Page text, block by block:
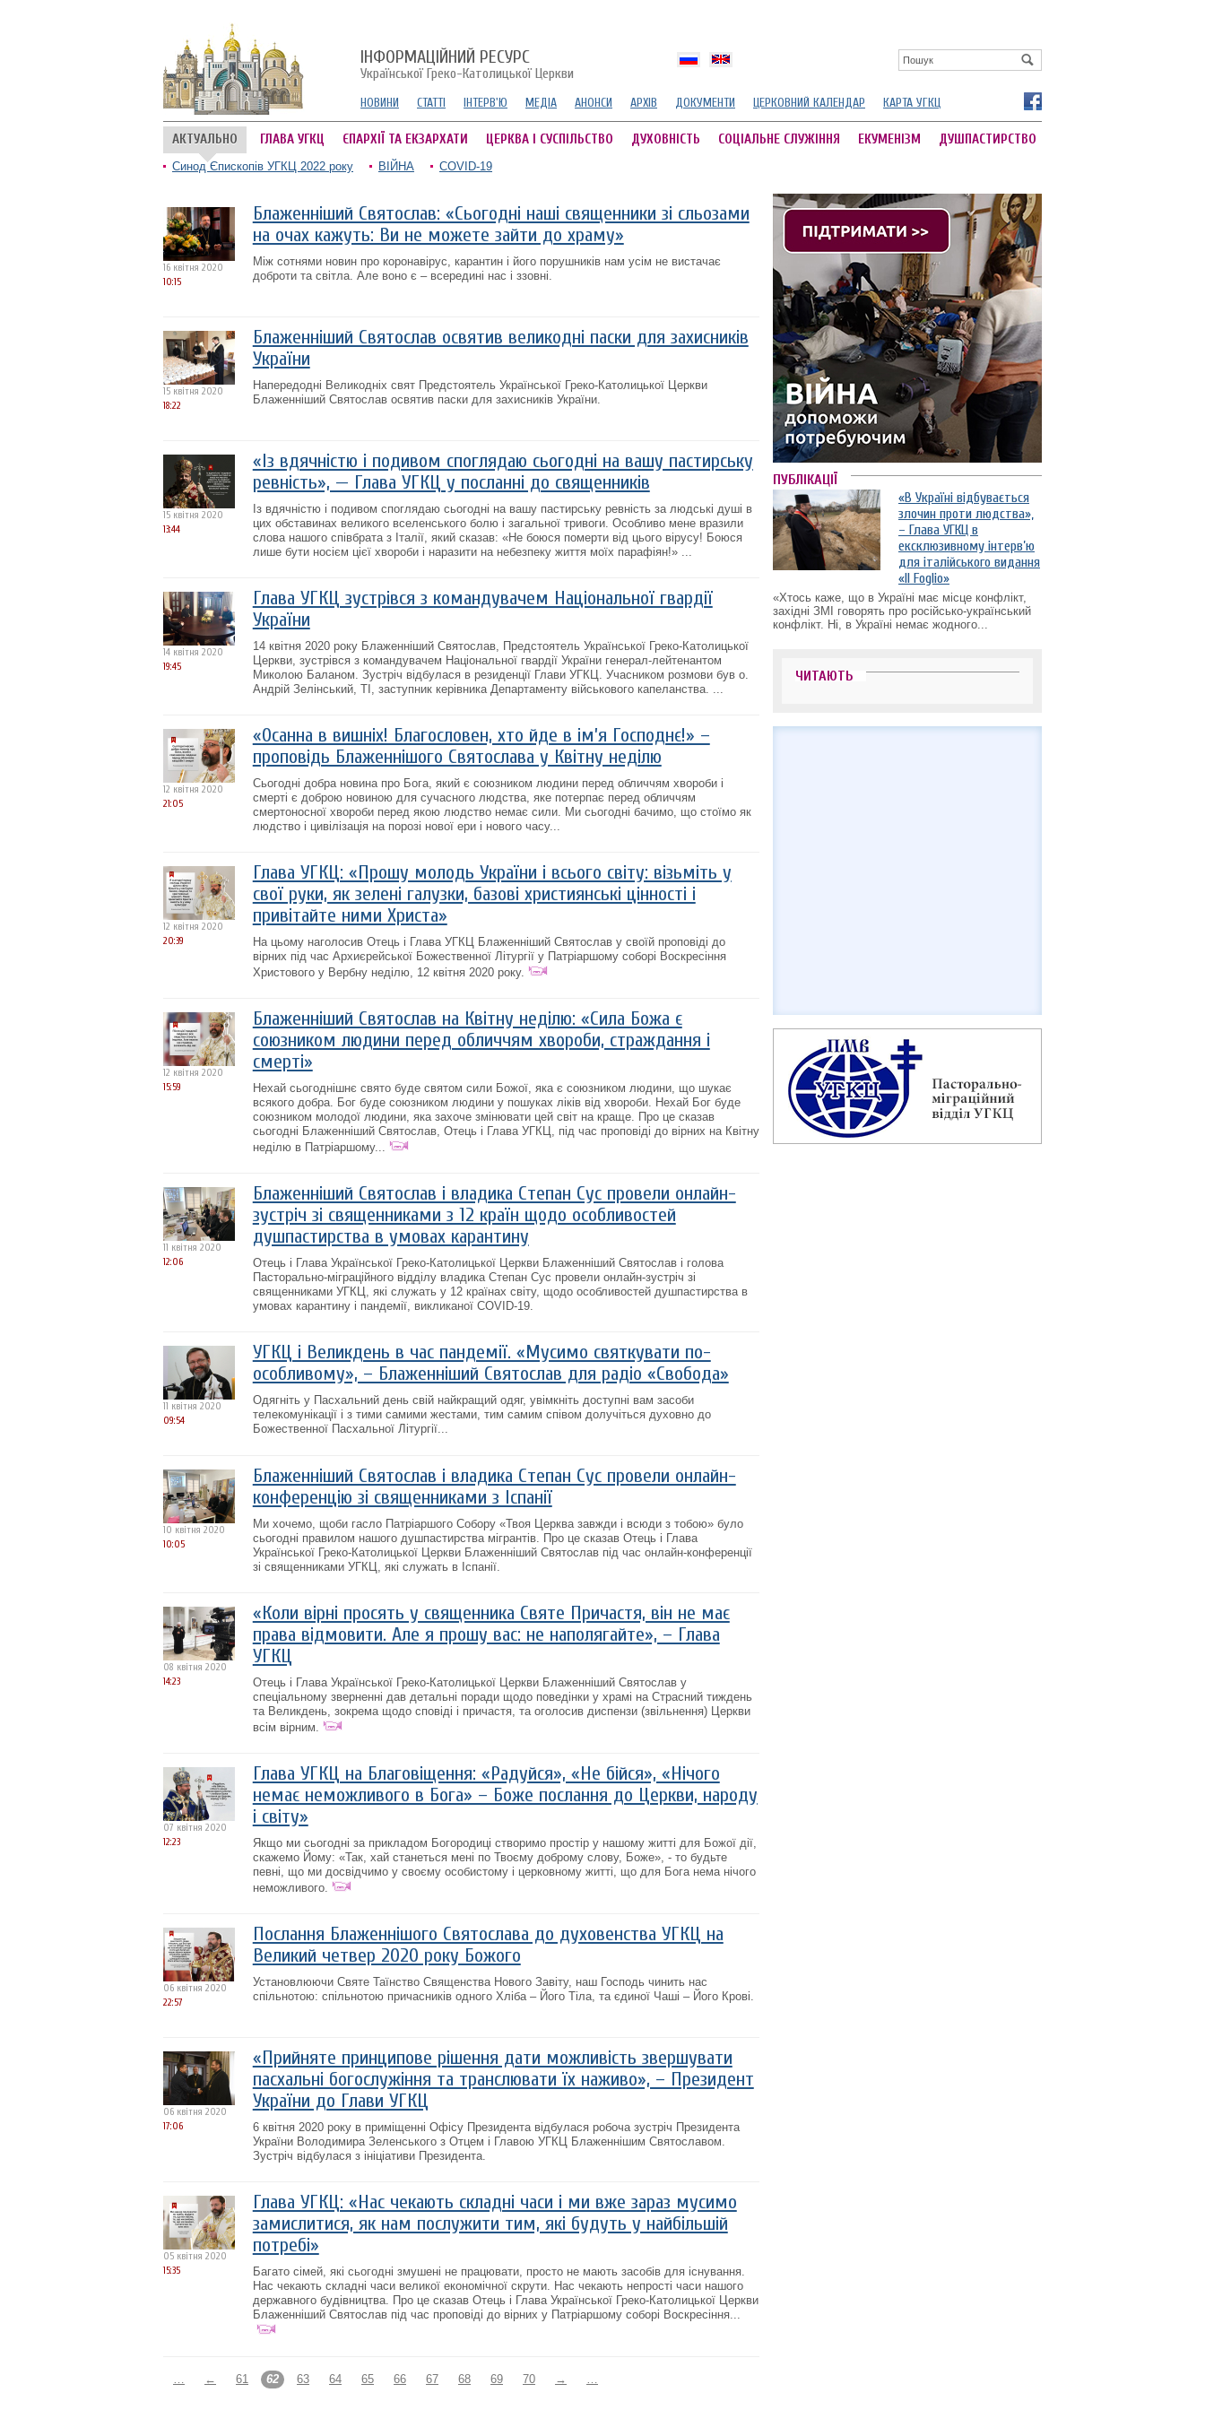
ІНФОРМАЦІЙНИЙ РЕСУРС
Української Греко-Католицької Церкви
НОВИНИ СТАТТІ ІНТЕРВ'Ю МЕДІА АНОНСИ АРХІВ ДОКУМЕНТИ ЦЕРКОВНИЙ КАЛЕНДАР КАРТА УГКЦ
АКТУАЛЬНО ГЛАВА УГКЦ ЄПАРХІЇ ТА ЕКЗАРХАТИ ЦЕРКВА І СУСПІЛЬСТВО ДУХОВНІСТЬ СОЦІАЛЬНЕ СЛУЖІННЯ ЕКУМЕНІЗМ ДУШПАСТИРСТВО
Синод Єпископів УГКЦ 2022 року ВІЙНА COVID-19
16 квітня 2020
10:15
Блаженніший Святослав: «Сьогодні наші священники зі сльозами
на очах кажуть: Ви не можете зайти до храму»
Між сотнями новин про коронавірус, карантин і його порушників нам усім не вистачає
доброти та світла. Але воно є – всередині нас і ззовні.
15 квітня 2020
18:22
Блаженніший Святослав освятив великодні паски для захисників
України
Напередодні Великодніх свят Предстоятель Української Греко-Католицької Церкви
Блаженніший Святослав освятив паски для захисників України.
15 квітня 2020
13:44
«Із вдячністю і подивом споглядаю сьогодні на вашу пастирську
ревність», — Глава УГКЦ у посланні до священників
Із вдячністю і подивом споглядаю сьогодні на вашу пастирську ревність за людські душі в
цих обставинах великого вселенського болю і загальної тривоги. Особливо мене вразили
слова нашого співбрата з Італії, який сказав: «Не боюся померти від цього вірусу! Боюся
лише бути носієм цієї хвороби і наразити на небезпеку життя моїх парафіян!» ...
14 квітня 2020
19:45
Глава УГКЦ зустрівся з командувачем Національної гвардії
України
14 квітня 2020 року Блаженніший Святослав, Предстоятель Української Греко-Католицької
Церкви, зустрівся з командувачем Національної гвардії України генерал-лейтенантом
Миколою Баланом. Зустріч відбулася в резиденції Глави УГКЦ. Учасником розмови був о.
Андрій Зелінський, ТІ, заступник керівника Департаменту військового капеланства. ...
12 квітня 2020
21:05
«Осанна в вишніх! Благословен, хто йде в ім’я Господнє!» –
проповідь Блаженнішого Святослава у Квітну неділю
Сьогодні добра новина про Бога, який є союзником людини перед обличчям хвороби і
смерті є доброю новиною для сучасного людства, яке потерпає перед обличчям
смертоносної хвороби перед якою людство немає сили. Ми сьогодні бачимо, що стоїмо як
людство і цивілізація на порозі нової ери і нового часу...
12 квітня 2020
20:39
Глава УГКЦ: «Прошу молодь України і всього світу: візьміть у
свої руки, як зелені галузки, базові християнські цінності і
привітайте ними Христа»
На цьому наголосив Отець і Глава УГКЦ Блаженніший Святослав у своїй проповіді до
вірних під час Архиєрейської Божественної Літургії у Патріаршому соборі Воскресіння
Христового у Вербну неділю, 12 квітня 2020 року.
12 квітня 2020
15:59
Блаженніший Святослав на Квітну неділю: «Сила Божа є
союзником людини перед обличчям хвороби, страждання і
смерті»
Нехай сьогоднішнє свято буде святом сили Божої, яка є союзником людини, що шукає
всякого добра. Бог буде союзником людини у пошуках ліків від хвороби. Нехай Бог буде
союзником молодої людини, яка захоче змінювати цей світ на краще. Про це сказав
сьогодні Блаженніший Святослав, Отець і Глава УГКЦ, під час проповіді до вірних на Квітну
неділю в Патріаршому...
11 квітня 2020
12:06
Блаженніший Святослав і владика Степан Сус провели онлайн-
зустріч зі священниками з 12 країн щодо особливостей
душпастирства в умовах карантину
Отець і Глава Української Греко-Католицької Церкви Блаженніший Святослав і голова
Пасторально-міграційного відділу владика Степан Сус провели онлайн-зустріч зі
священниками УГКЦ, які служать у 12 країнах світу, щодо особливостей душпастирства в
умовах карантину і пандемії, викликаної COVID-19.
11 квітня 2020
09:54
УГКЦ і Великдень в час пандемії. «Мусимо святкувати по-
особливому», – Блаженніший Святослав для радіо «Свобода»
Одягніть у Пасхальний день свій найкращий одяг, увімкніть доступні вам засоби
телекомунікації і з тими самими жестами, тим самим співом долучіться духовно до
Божественної Пасхальної Літургії...
10 квітня 2020
10:05
Блаженніший Святослав і владика Степан Сус провели онлайн-
конференцію зі священниками з Іспанії
Ми хочемо, щоби гасло Патріаршого Собору «Твоя Церква завжди і всюди з тобою» було
сьогодні правилом нашого душпастирства мігрантів. Про це сказав Отець і Глава
Української Греко-Католицької Церкви Блаженніший Святослав під час онлайн-конференції
зі священниками УГКЦ, які служать в Іспанії.
08 квітня 2020
14:23
«Коли вірні просять у священника Святе Причастя, він не має
права відмовити. Але я прошу вас: не наполягайте», – Глава
УГКЦ
Отець і Глава Української Греко-Католицької Церкви Блаженніший Святослав у
спеціальному зверненні дав детальні поради щодо поведінки у храмі на Страсний тиждень
та Великдень, зокрема щодо сповіді і причастя, та оголосив диспензи (звільнення) Церкви
всім вірним.
07 квітня 2020
12:23
Глава УГКЦ на Благовіщення: «Радуйся», «Не бійся», «Нічого
немає неможливого в Бога» – Боже послання до Церкви, народу
і світу»
Якщо ми сьогодні за прикладом Богородиці створимо простір у нашому житті для Божої дії,
скажемо Йому: «Так, хай станеться мені по Твоєму доброму слову, Боже», - то будьте
певні, що ми досвідчимо у своєму особистому і церковному житті, що для Бога нема нічого
неможливого.
06 квітня 2020
22:57
Послання Блаженнішого Святослава до духовенства УГКЦ на
Великий четвер 2020 року Божого
Установлюючи Святе Таїнство Священства Нового Завіту, наш Господь чинить нас
спільнотою: спільнотою причасників одного Хліба – Його Тіла, та єдиної Чаші – Його Крові.
06 квітня 2020
17:06
«Прийняте принципове рішення дати можливість звершувати
пасхальні богослужіння та транслювати їх наживо», – Президент
України до Глави УГКЦ
6 квітня 2020 року в приміщенні Офісу Президента відбулася робоча зустріч Президента
України Володимира Зеленського з Отцем і Главою УГКЦ Блаженнішим Святославом.
Зустріч відбулася з ініціативи Президента.
05 квітня 2020
15:35
Глава УГКЦ: «Нас чекають складні часи і ми вже зараз мусимо
замислитися, як нам послужити тим, які будуть у найбільшій
потребі»
Багато сімей, які сьогодні змушені не працювати, просто не мають засобів для існування.
Нас чекають складні часи великої економічної скрути. Нас чекають непрості часи нашого
державного будівництва. Про це сказав Отець і Глава Української Греко-Католицької Церкви
Блаженніший Святослав під час проповіді до вірних у Патріаршому соборі Воскресіння...
… ← 61 62 63 64 65 66 67 68 69 70 → …
ПУБЛІКАЦІЇ
«В Україні відбувається
злочин проти людства»,
– Глава УГКЦ в
ексклюзивному інтерв’ю
для італійського видання
«Il Foglio»
«Хтось каже, що в Україні має місце конфлікт,
західні ЗМІ говорять про російсько-український
конфлікт. Ні, в Україні немає жодного...
ЧИТАЮТЬ